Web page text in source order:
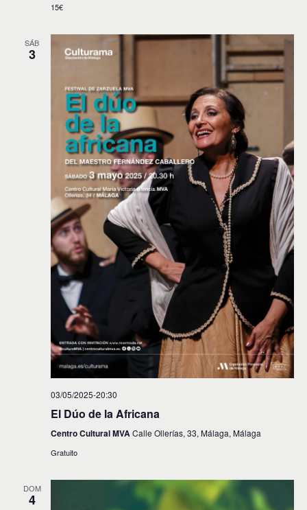
15€
SÁB
3
03/05/2025-20:30
El Dúo de la Africana
Centro Cultural MVACalle Ollerías, 33, Málaga, Málaga
Gratuito
DOM
4